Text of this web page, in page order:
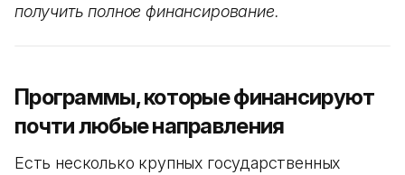
получить полное финансирование.
Программы, которые финансируют
почти любые направления
Есть несколько крупных государственных